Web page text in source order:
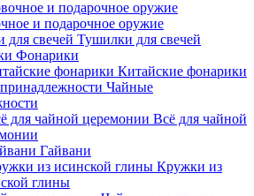
и подарочное оружие
Тушилки для свечей
Фонарики
Китайские фонарики
Чайные
Всё для чайной
Гайвани
Кружки из
глины